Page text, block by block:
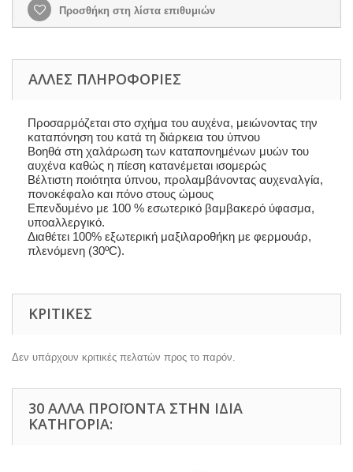
Προσθήκη στη λίστα επιθυμιών
ΆΛΛΕΣ ΠΛΗΡΟΦΟΡΊΕΣ
Προσαρμόζεται στο σχήμα του αυχένα, μειώνοντας την
καταπόνηση του κατά τη διάρκεια του ύπνου
Βοηθά στη χαλάρωση των καταπονημένων μυών του
αυχένα καθώς η πίεση κατανέμεται ισομερώς
Βέλτιστη ποιότητα ύπνου, προλαμβάνοντας αυχεναλγία,
πονοκέφαλο και πόνο στους ώμους
Επενδυμένο με 100 % εσωτερικό βαμβακερό ύφασμα,
υποαλλεργικό.
Διαθέτει 100% εξωτερική μαξιλαροθήκη με φερμουάρ,
πλενόμενη (30ºC).
ΚΡΙΤΙΚΈΣ
Δεν υπάρχουν κριτικές πελατών προς το παρόν.
30 ΆΛΛΑ ΠΡΟΪΌΝΤΑ ΣΤΗΝ ΊΔΙΑ
ΚΑΤΗΓΟΡΊΑ: